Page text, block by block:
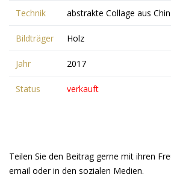
Technik abstrakte Collage aus
Bildträger Holz
Jahr 2017
Status verkauft
Teilen Sie den Beitrag gerne mit ihren
email oder in den sozialen Medien.